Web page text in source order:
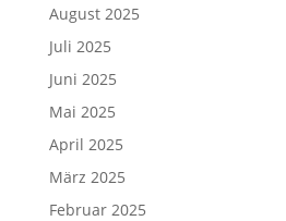
August 2025
Juli 2025
Juni 2025
Mai 2025
April 2025
März 2025
Februar 2025